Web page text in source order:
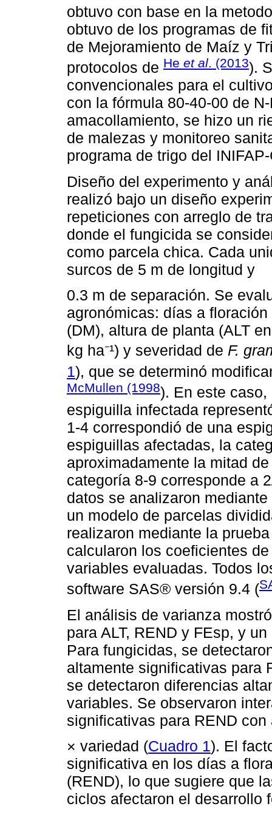
obtuvo con base en la
obtuvo de los programas de
de Mejoramiento de Maíz y
protocolos de He et al. (2013).
convencionales para el
con la fórmula 80-40-00 de
amacollamiento, se hizo un
de malezas y monitoreo
programa de trigo del
Diseño del experimento y
realizó bajo un diseño
repeticiones con arreglo de
donde el fungicida se
como parcela chica. Cada
surcos de 5 m de longitud y
0.3 m de separación. Se
agronómicas: días a
(DM), altura de planta (ALT
kg ha⁻¹) y severidad de F.
1), que se determinó
McMullen (1998). En este
espiguilla infectada
1-4 correspondió de una
espiguillas afectadas, la
aproximadamente la mitad
categoría 8-9 corresponde a
datos se analizaron
un modelo de parcelas
realizaron mediante la
calcularon los coeficientes
variables evaluadas. Todos
software SAS® versión 9.4 (
El análisis de varianza
para ALT, REND y FEsp, y
Para fungicidas, se
altamente significativas para
se detectaron diferencias
variables. Se observaron
significativas para REND
× variedad (Cuadro 1). El
significativa en los días a
(REND), lo que sugiere que
ciclos afectaron el desarrollo